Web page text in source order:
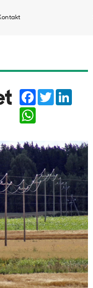
Facebook
Twitter